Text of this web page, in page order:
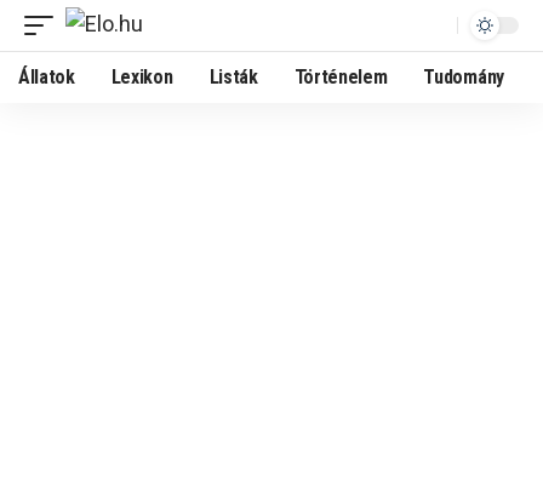
Állatok Lexikon Listák Történelem Tudomány